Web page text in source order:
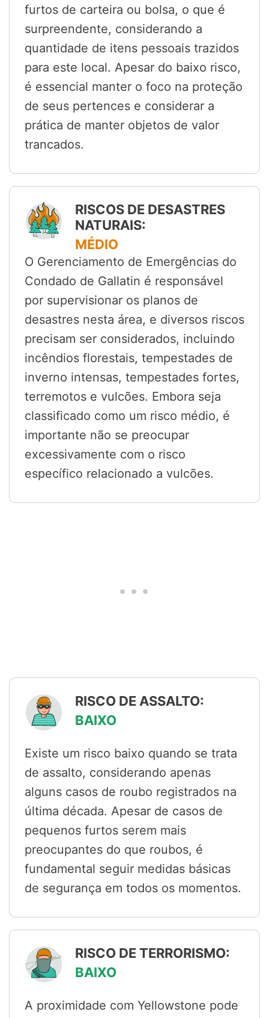
furtos de carteira ou bolsa, o que é
surpreendente, considerando a
quantidade de itens pessoais trazidos
para este local. Apesar do baixo risco,
é essencial manter o foco na proteção
de seus pertences e considerar a
prática de manter objetos de valor
trancados.
RISCOS DE DESASTRES
NATURAIS:
MÉDIO
O Gerenciamento de Emergências do
Condado de Gallatin é responsável
por supervisionar os planos de
desastres nesta área, e diversos riscos
precisam ser considerados, incluindo
incêndios florestais, tempestades de
inverno intensas, tempestades fortes,
terremotos e vulcões. Embora seja
classificado como um risco médio, é
importante não se preocupar
excessivamente com o risco
específico relacionado a vulcões.
RISCO DE ASSALTO:
BAIXO
Existe um risco baixo quando se trata
de assalto, considerando apenas
alguns casos de roubo registrados na
última década. Apesar de casos de
pequenos furtos serem mais
preocupantes do que roubos, é
fundamental seguir medidas básicas
de segurança em todos os momentos.
RISCO DE TERRORISMO:
BAIXO
A proximidade com Yellowstone pode